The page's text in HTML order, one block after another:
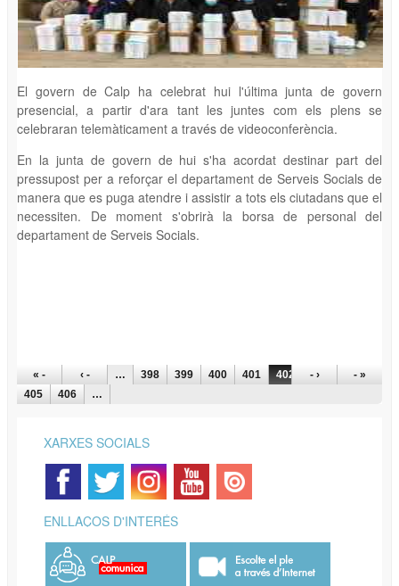
El govern de Calp ha celebrat hui l'última junta de govern
presencial, a partir d'ara tant les juntes com els plens se
celebraran telemàticament a través de videoconferència.
En la junta de govern de hui s'ha acordat destinar part del
pressupost per a reforçar el departament de Serveis Socials de
manera que es puga atendre i assistir a tots els ciutadans que el
necessiten. De moment s'obrirà la borsa de personal del
departament de Serveis Socials.
PÀGINES
« - ‹ - … 398 399 400 401 402 403
404
405
406 …
- › - »
XARXES SOCIALS
ENLLAÇOS D'INTERÉS